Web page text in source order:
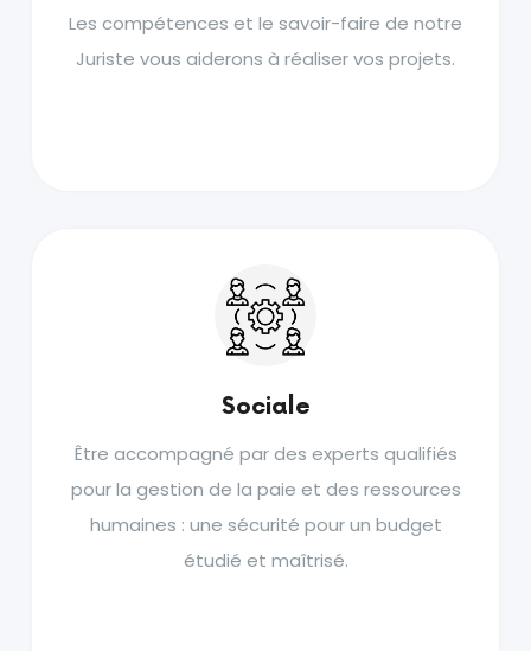
Les compétences et le savoir-faire de notre
Juriste vous aiderons à réaliser vos projets.
Sociale
Être accompagné par des experts qualifiés
pour la gestion de la paie et des ressources
humaines : une sécurité pour un budget
étudié et maîtrisé.